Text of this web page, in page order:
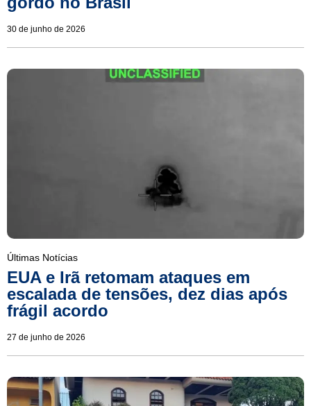
30 de junho de 2026
Últimas Notícias
EUA e Irã retomam ataques em
escalada de tensões, dez dias após
frágil acordo
27 de junho de 2026